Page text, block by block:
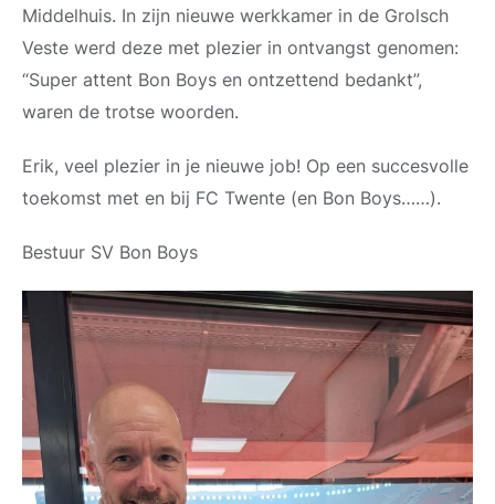
Middelhuis. In zijn nieuwe werkkamer in de Grolsch
Veste werd deze met plezier in ontvangst genomen:
“Super attent Bon Boys en ontzettend bedankt”,
waren de trotse woorden.
Erik, veel plezier in je nieuwe job! Op een succesvolle
toekomst met en bij FC Twente (en Bon Boys……).
Bestuur SV Bon Boys